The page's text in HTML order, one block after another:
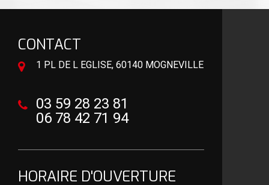
CONTACT
1 PL DE L EGLISE, 60140 MOGNEVILLE
03 59 28 23 81
06 78 42 71 94
HORAIRE D'OUVERTURE